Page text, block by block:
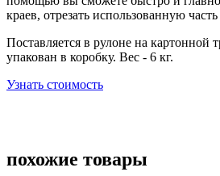
краев, отрезать использованную
Поставляется в рулоне на картонной
упакован в коробку. Вес - 6 кг.
Узнать стоимость
похожие товары